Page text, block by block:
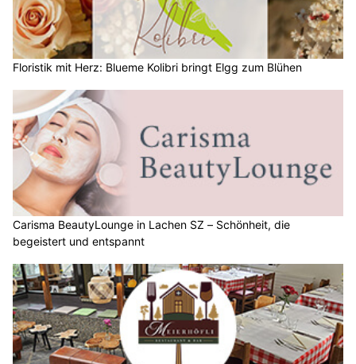
Floristik mit Herz: Blueme Kolibri bringt Elgg zum Blühen
Carisma BeautyLounge in Lachen SZ – Schönheit, die
begeistert und entspannt